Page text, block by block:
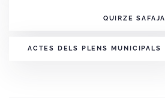
QUIRZE SAFAJA
ACTES DELS PLENS MUNICIPALS